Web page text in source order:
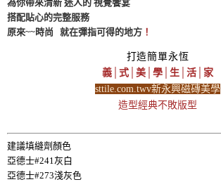
為你帶來清新 迷人的 視覺饗宴
搭配貼心的完整服務
原來~~時尚 就在彈指可得的地方 ！
打造簡單永恆
義│式│美│學│生│活│家
sttile.com.twv新永興磁磚美學
造型經典不敗版型
建議填縫劑顏色
亞德士#241灰白
亞德士#273淺灰色